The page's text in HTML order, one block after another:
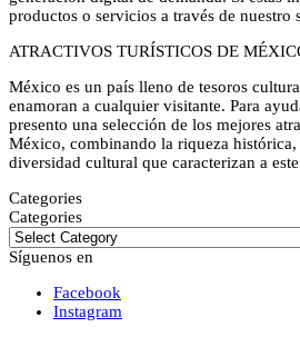
productos o servicios a través de nuestro
ATRACTIVOS TURÍSTICOS DE
México es un país lleno de tesoros
enamoran a cualquier visitante. Para
presento una selección de los mejores
México, combinando la riqueza
diversidad cultural que caracterizan a
Categories
Categories
Síguenos en
Facebook
Instagram